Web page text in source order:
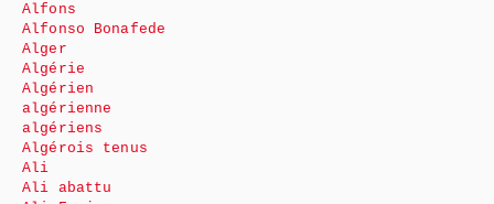
Alfons
Alfonso Bonafede
Alger
Algérie
Algérien
algérienne
algériens
Algérois tenus
Ali
Ali abattu